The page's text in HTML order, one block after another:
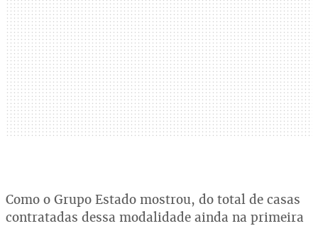
Como o Grupo Estado mostrou, do total de casas
contratadas dessa modalidade ainda na primeira